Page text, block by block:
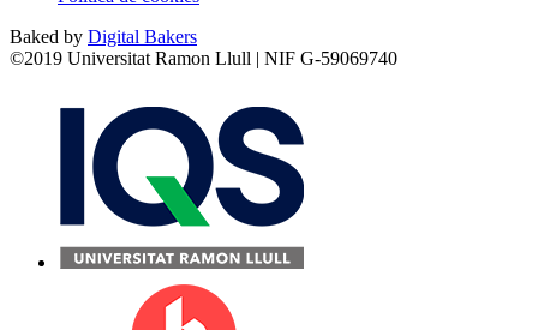
Baked by Digital Bakers
©2019 Universitat Ramon Llull | NIF G-59069740